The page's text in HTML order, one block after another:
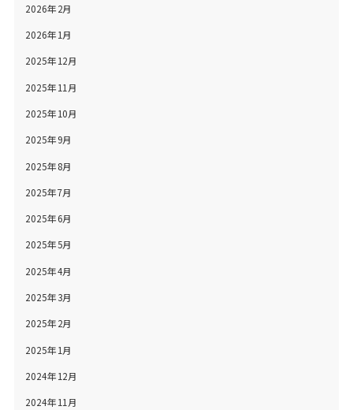
2026年2月
2026年1月
2025年12月
2025年11月
2025年10月
2025年9月
2025年8月
2025年7月
2025年6月
2025年5月
2025年4月
2025年3月
2025年2月
2025年1月
2024年12月
2024年11月